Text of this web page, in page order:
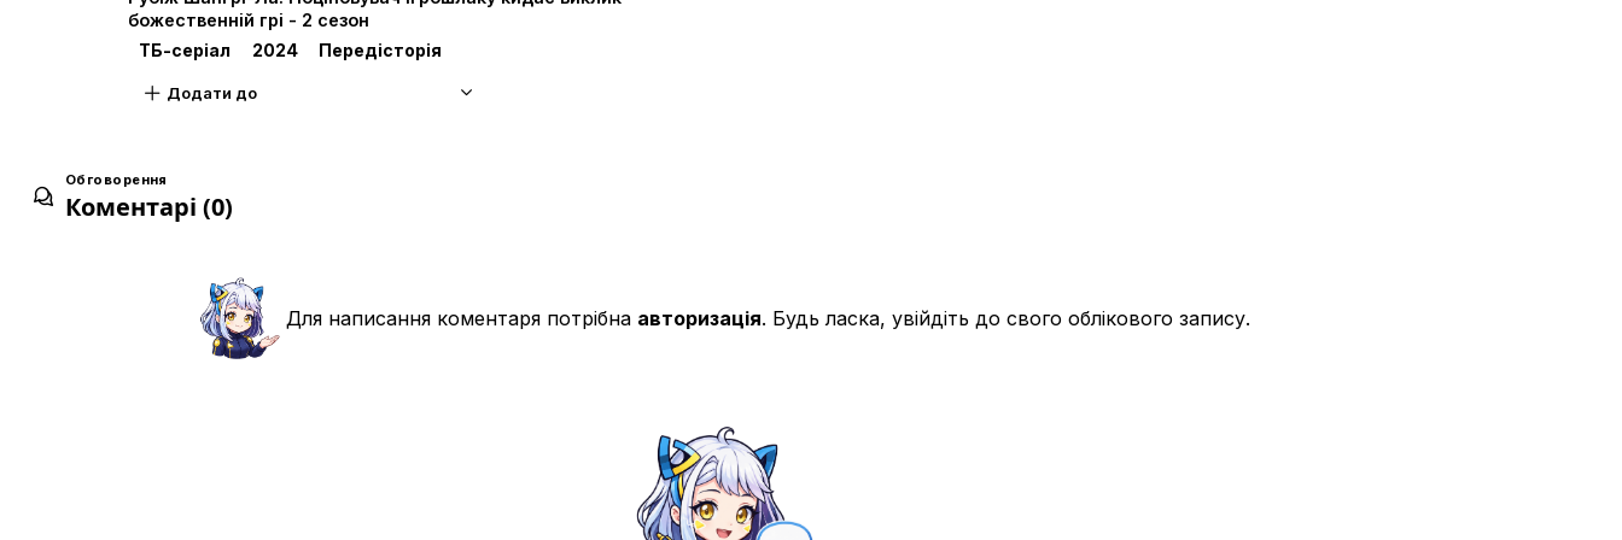
божественній грі - 2 сезон
ТБ-серіал
2024 Передісторія
Додати до
Обговорення
Коментарі (0)
Для написання коментаря потрібна авторизація. Будь ласка, увійдіть до свого облікового запису.